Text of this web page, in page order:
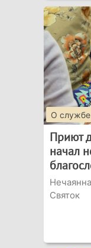
О службе
Приют
начал
Святок